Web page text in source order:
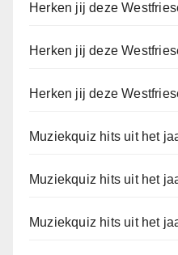
Herken jij deze
Herken jij deze
Herken jij deze
Muziekquiz hits uit het
Muziekquiz hits uit het
Muziekquiz hits uit het